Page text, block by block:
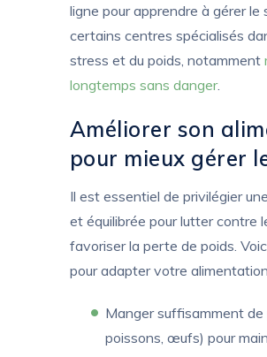
ligne pour apprendre à gérer le
certains centres spécialisés
stress et du poids, notamment
longtemps sans danger.
Améliorer son
pour mieux gérer
Il est essentiel de privilégier
et équilibrée pour lutter contre
favoriser la perte de poids.
pour adapter votre
Manger suffisamment de
poissons, œufs) pour